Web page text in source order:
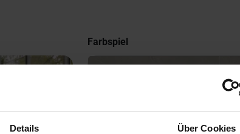
Details Über Cookies
Farbspiel